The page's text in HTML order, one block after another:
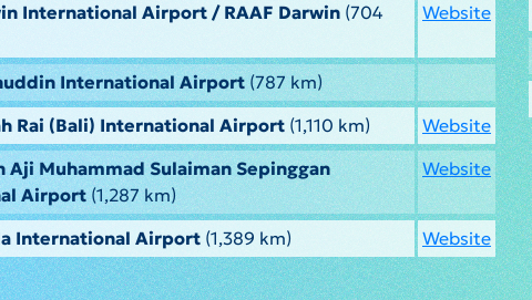
International Airport / RAAF Darwin (704
Website
International Airport(787 km)
Rai (Bali) International Airport (1,110 km)
Website
Aji Muhammad Sulaiman Sepinggan
Airport(1,287 km)
Website
International Airport (1,389 km) Website